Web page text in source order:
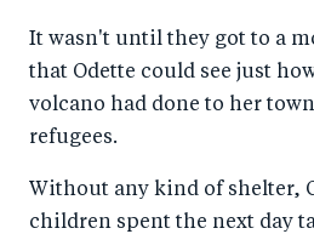
It wasn't until they got to a
that Odette could see just
volcano had done to her
refugees.
Without any kind of shelter,
children spent the next day